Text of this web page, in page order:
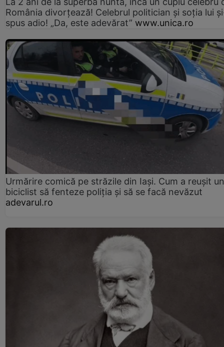
România divorțează! Celebrul politician și soția lui
spus adio! „Da, este adevărat” www.unica.ro
Urmărire comică pe străzile din Iași. Cum a reușit un
biciclist să fenteze poliția și să se facă nevăzut
adevarul.ro